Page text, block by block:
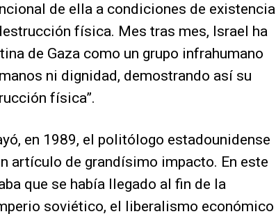
de ella a condiciones de existencia
física. Mes tras mes, Israel ha
de Gaza como un grupo infrahumano
ni dignidad, demostrando así su
física”.
en 1989, el politólogo estadounidense
artículo de grandísimo impacto. En este
que se había llegado al fin de la
soviético, el liberalismo económico